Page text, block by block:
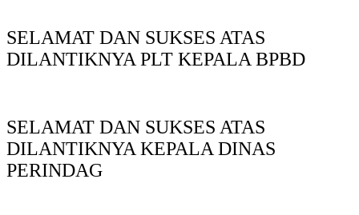
SELAMAT DAN SUKSES ATAS
DILANTIKNYA PLT KEPALA BPBD
SELAMAT DAN SUKSES ATAS
DILANTIKNYA KEPALA DINAS
PERINDAG